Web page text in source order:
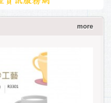
more